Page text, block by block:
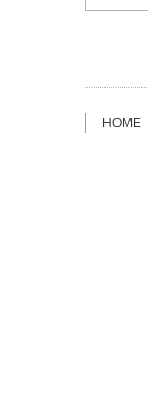
HOME